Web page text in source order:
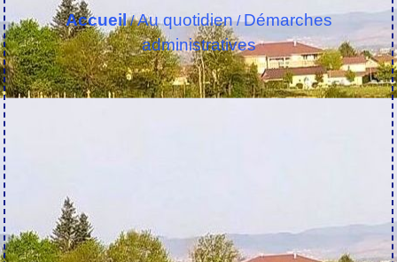
Accueil/Au quotidien/Démarches
administratives